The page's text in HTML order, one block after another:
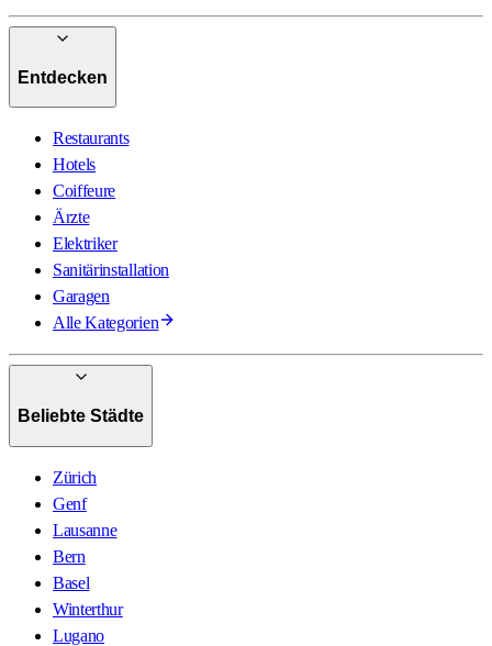
Entdecken
Restaurants
Hotels
Coiffeure
Ärzte
Elektriker
Sanitärinstallation
Garagen
Alle Kategorien
Beliebte Städte
Zürich
Genf
Lausanne
Bern
Basel
Winterthur
Lugano